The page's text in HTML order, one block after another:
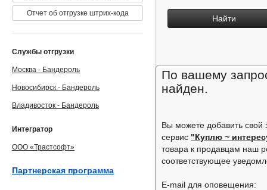
Найти
По вашему
найден.
Вы можете добавить свой
сервис "Куплю ~
товара к продавцам наш
соответствующее
E-mail для оповещения:
Отчет об отгрузке штрих-кода
Службы отгрузки
Москва - Бандероль
Новосибирск - Бандероль
Владивосток - Бандероль
Интегратор
ООО «Трастсофт»
Партнерская программа